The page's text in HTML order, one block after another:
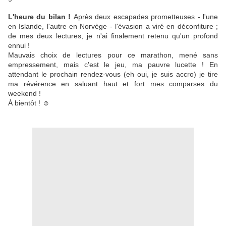
L'heure du bilan ! Après deux escapades prometteuses - l'une
en Islande, l'autre en Norvège - l'évasion a viré en déconfiture ;
de mes deux lectures, je n'ai finalement retenu qu'un profond
ennui !
Mauvais choix de lectures pour ce marathon, mené sans
empressement, mais c'est le jeu, ma pauvre lucette ! En
attendant le prochain rendez-vous (eh oui, je suis accro) je tire
ma révérence en saluant haut et fort mes comparses du
weekend !
À bientôt ! ☺